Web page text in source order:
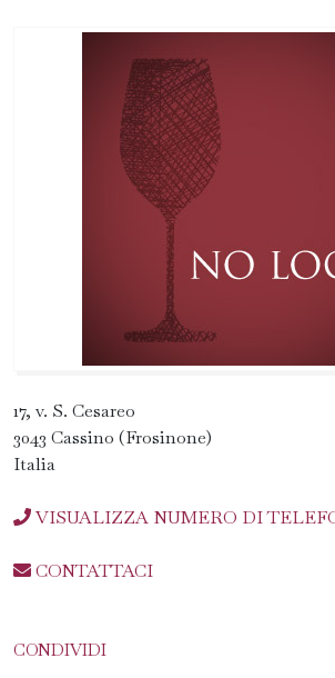
17, v. S. Cesareo
3043 Cassino (Frosinone)
Italia
VISUALIZZA NUMERO DI
CONTATTACI
CONDIVIDI